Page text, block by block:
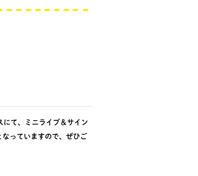
て、ミニライブ＆サイン
っていますので、ぜひご